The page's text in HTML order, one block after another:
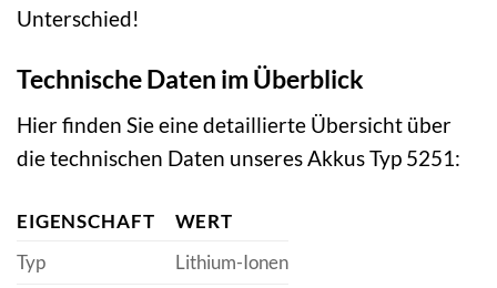
Unterschied!
Technische Daten im Überblick
Hier finden Sie eine detaillierte Übersicht über
die technischen Daten unseres Akkus Typ 5251:
EIGENSCHAFT
WERT
Typ
Lithium-Ionen